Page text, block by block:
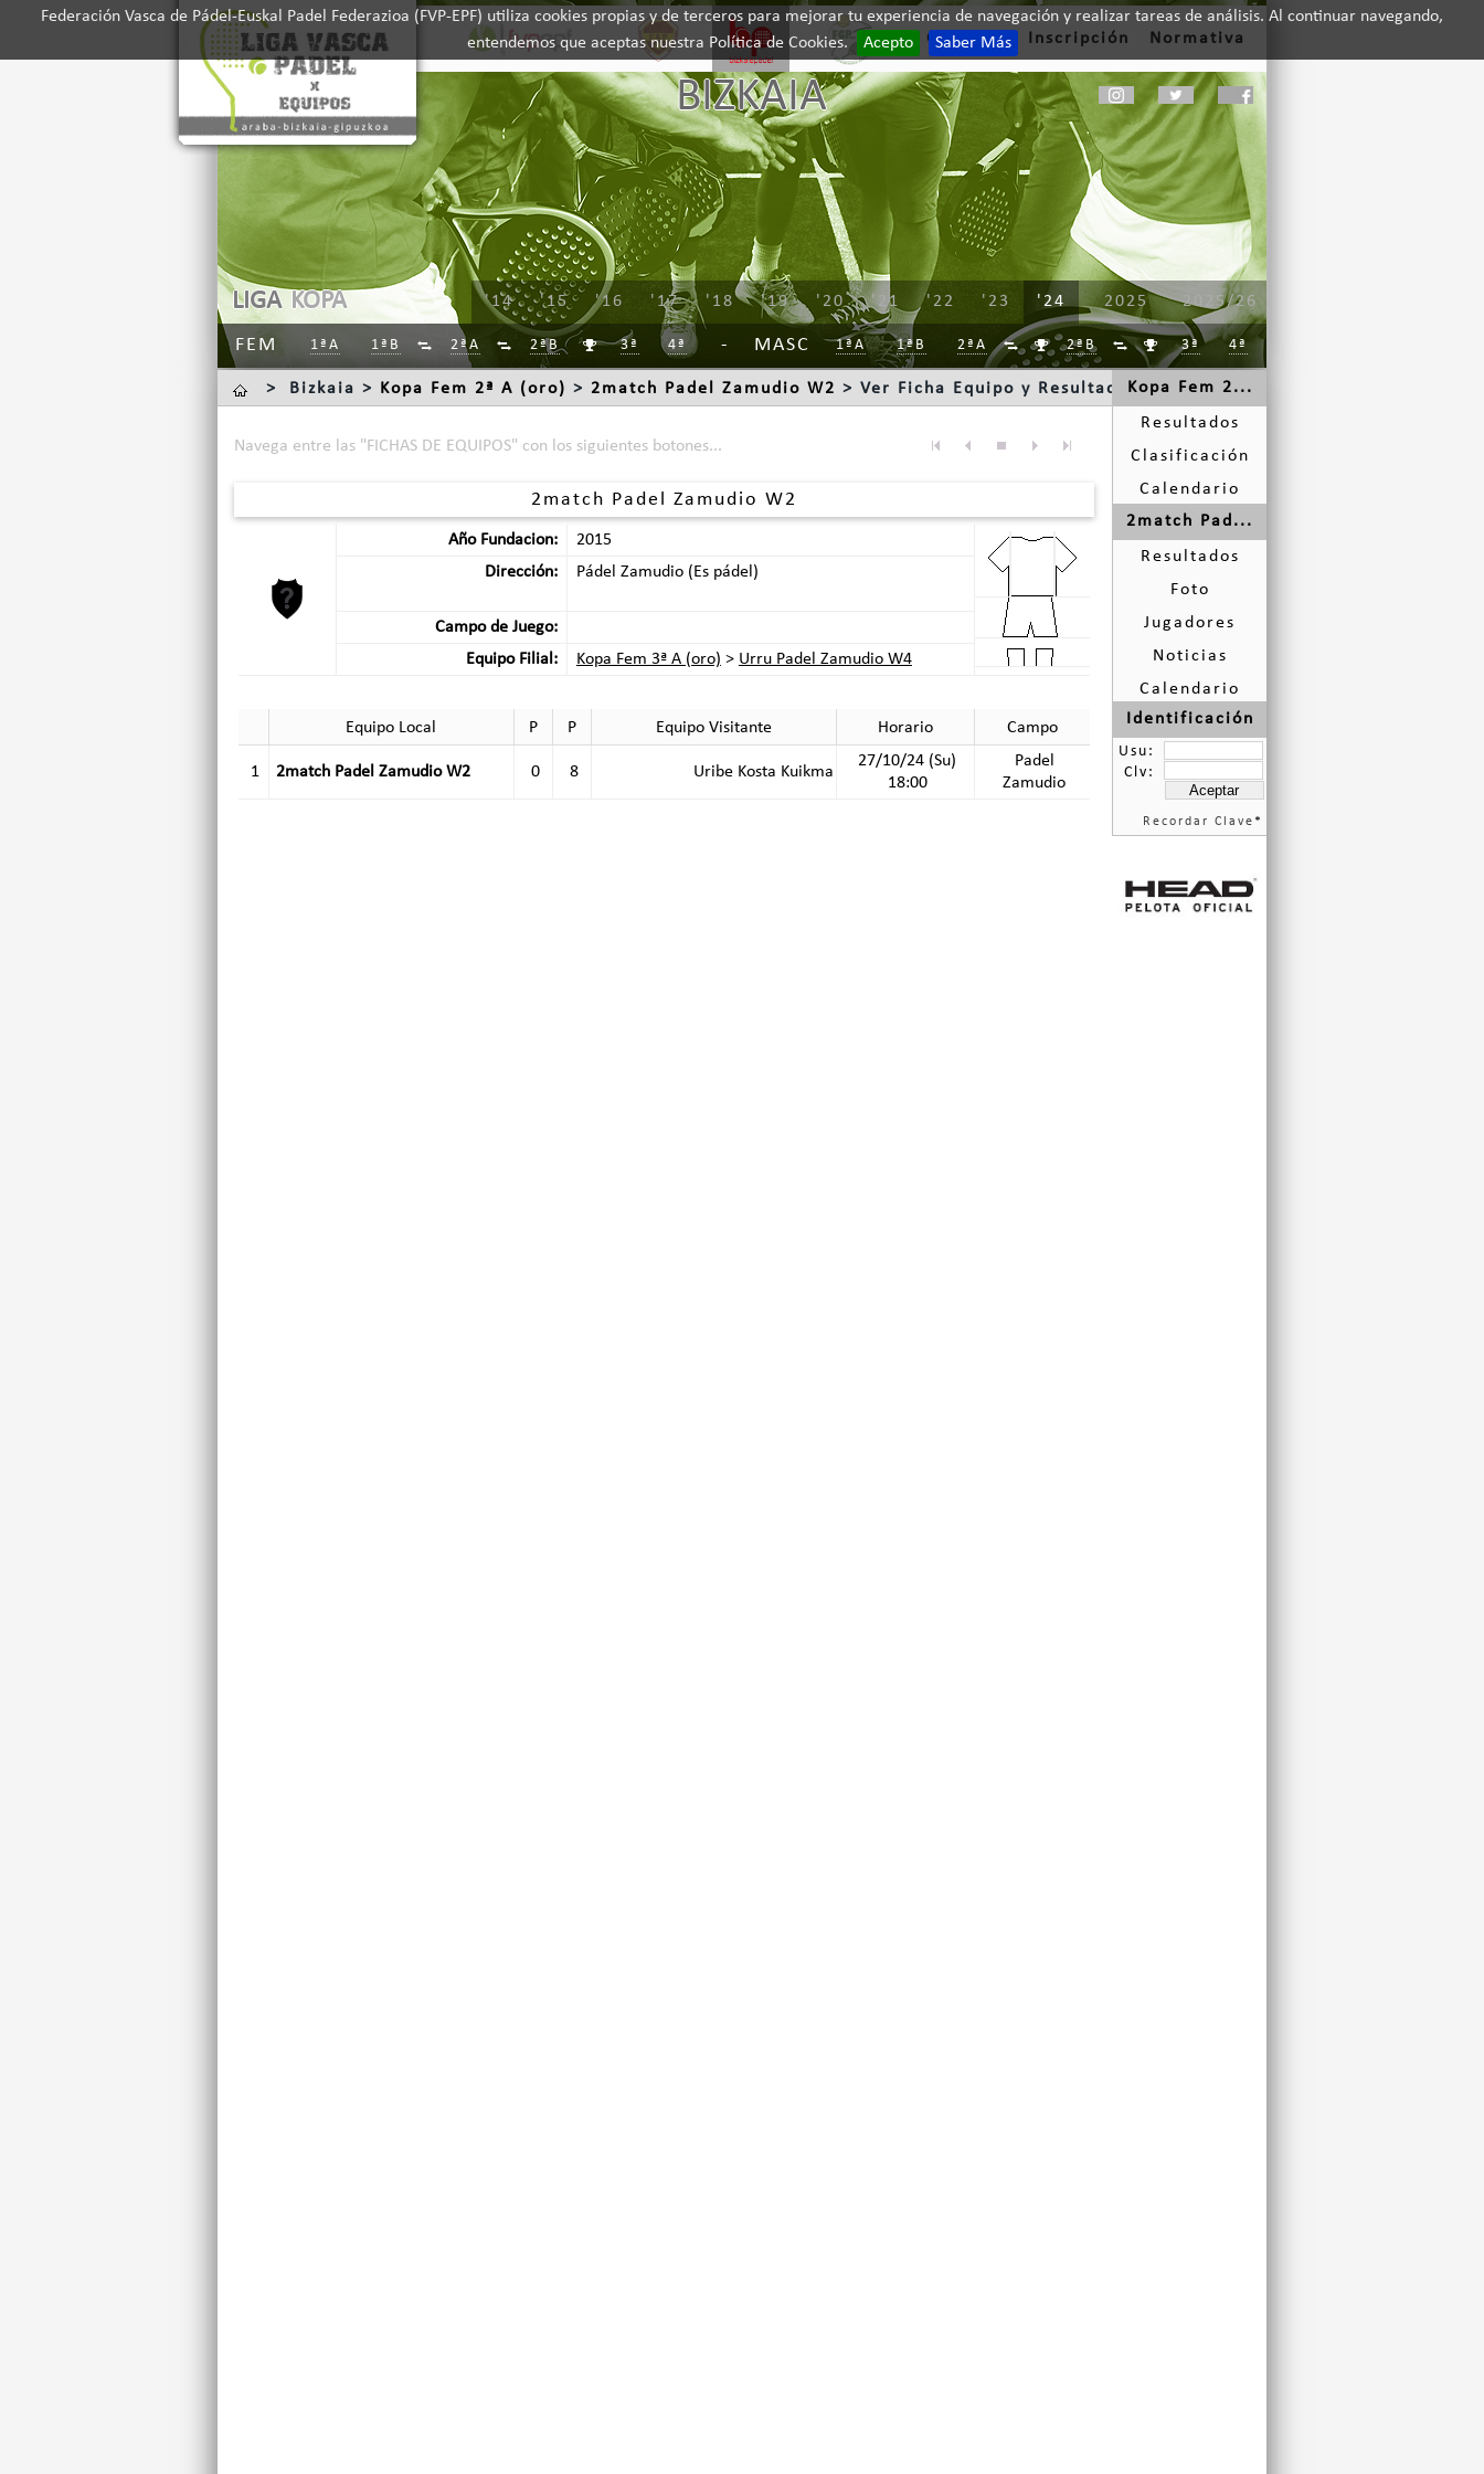
Federación Vasca de Pádel-Euskal Padel Federazioa (FVP-EPF) utiliza cookies propias y de terceros para mejorar tu experiencia de navegación y realizar tareas de análisis. Al continuar navegando,
entendemos que aceptas nuestra Política de Cookies.
Acepto Saber Más
Contacto Inscripción Normativa
BIZKAIA
LIGA KOPA 2025/26
2025
'24
'23
'22
'21
'20
'19
'18
'17
'16
'15
'14
FEM 1ªA 1ªB  2ªA  2ªB  3ª 4ª MASC 1ªA 1ªB 2ªA   2ªB   3ª 4ª
Kopa Fem 2...
Resultados
Clasificación
Calendario
2match Pad...
Resultados
Foto
Jugadores
Noticias
Calendario
Identificación
Usu:
Clv:
Recordar Clave *
> Bizkaia > Kopa Fem 2ª A (oro) > 2match Padel Zamudio W2 > Ver Ficha Equipo y Resultados
Navega entre las "FICHAS DE EQUIPOS" con los siguientes botones...
2match Padel Zamudio W2
Año Fundacion:
2015
Dirección:
Pádel Zamudio (Es pádel)
Campo de Juego:
Equipo Filial:
Kopa Fem 3ª A (oro) > Urru Padel Zamudio W4
Equipo Local P P Equipo Visitante Horario Campo
1 2match Padel Zamudio W2 0 8 Uribe Kosta Kuikma
27/10/24 (Su)
18:00
Padel
Zamudio